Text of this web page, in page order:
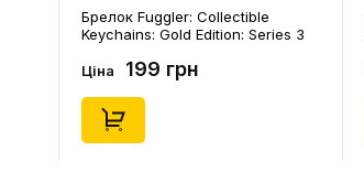
Брелок Fuggler: Collectible
Keychains: Gold Edition: Series 3
Ціна 199 грн